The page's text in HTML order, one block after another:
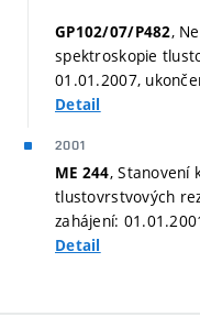
GP102/07/P482,
spektroskopie
01.01.2007,
Detail
2001
ME 244, Stanovení
tlustovrstvových
zahájení:
Detail